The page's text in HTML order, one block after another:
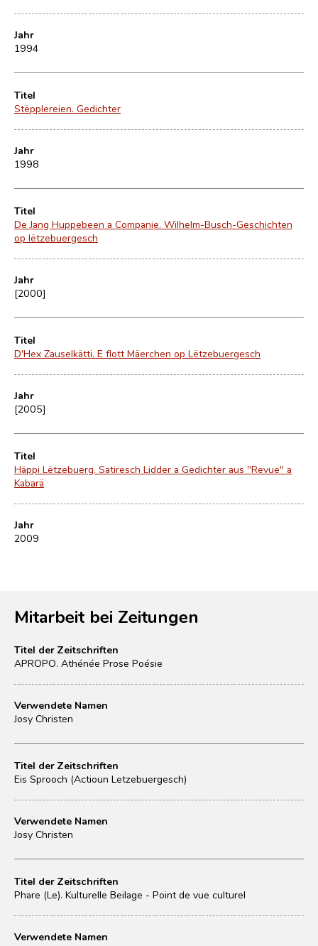
Jahr
1994
Titel
Stëpplereien. Gedichter
Jahr
1998
Titel
De Jang Huppebeen a Companie. Wilhelm-Busch-Geschichten
op lëtzebuergesch
Jahr
[2000]
Titel
D'Hex Zauselkätti. E flott Mäerchen op Lëtzebuergesch
Jahr
[2005]
Titel
Häppi Lëtzebuerg. Satiresch Lidder a Gedichter aus "Revue" a
Kabarä
Jahr
2009
Mitarbeit bei Zeitungen
Titel der Zeitschriften
APROPO. Athénée Prose Poésie
Verwendete Namen
Josy Christen
Titel der Zeitschriften
Eis Sprooch (Actioun Letzebuergesch)
Verwendete Namen
Josy Christen
Titel der Zeitschriften
Phare (Le). Kulturelle Beilage - Point de vue culturel
Verwendete Namen